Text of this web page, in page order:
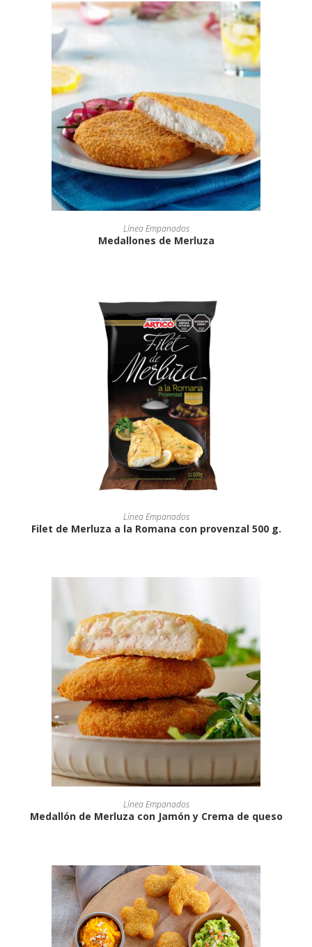
Línea Empanados
Medallones de Merluza
Línea Empanados
Filet de Merluza a la Romana con provenzal 500 g.
Línea Empanados
Medallón de Merluza con Jamón y Crema de queso